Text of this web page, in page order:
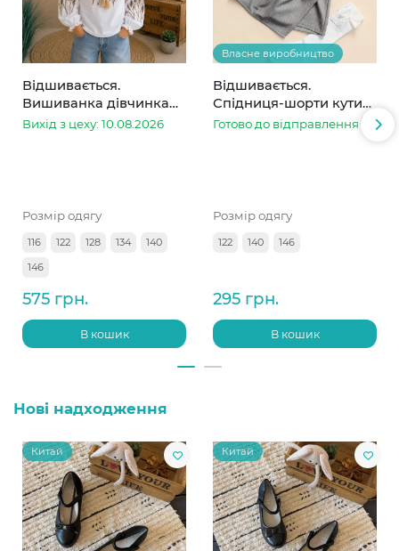
Відшивається.
Вишиванка дівчинка
колоски
Вихід з цеху: 10.08.2026
Розмір одягу
116 122 128 134
140
146
575 грн.
В кошик
Власне виробництво
Відшивається.
Спідниця-шорти кутик
сіра в смужку
Готово до відправлення
Розмір одягу
122 140 146
295 грн.
В кошик
Нові надходження
Китай Китай